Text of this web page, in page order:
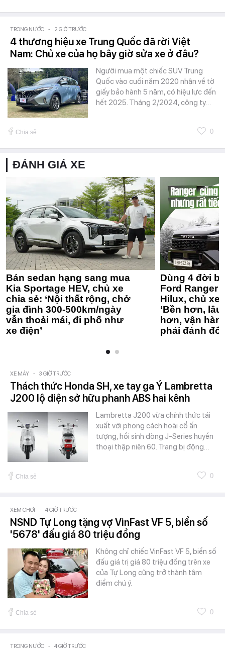
TRONG NƯỚC - 2 GIỜ TRƯỚC
4 thương hiệu xe Trung Quốc đã rời Việt
Nam: Chủ xe của họ bây giờ sửa xe ở đâu?
Người mua một chiếc SUV Trung
Quốc vào cuối năm 2020 nhận về tờ
giấy bảo hành 5 năm, có hiệu lực đến
hết 2025. Tháng 2/2024, công ty…
Chia sẻ 0
ĐÁNH GIÁ XE
Bán sedan hạng sang mua
Kia Sportage HEV, chủ xe
chia sẻ: ‘Nội thất rộng, chở
gia đình 300-500km/ngày
vẫn thoải mái, đi phố như
xe điện’
Dùng 4 đời
Ford Ranger
Hilux, chủ xe
‘Bền hơn,
hơn, vận
phải đánh
XE MÁY - 3 GIỜ TRƯỚC
Thách thức Honda SH, xe tay ga Ý Lambretta
J200 lộ diện sở hữu phanh ABS hai kênh
Lambretta J200 vừa chính thức tái
xuất với phong cách hoài cổ ấn
tượng, hồi sinh dòng J-Series huyền
thoại thập niên 60. Trang bị động…
Chia sẻ 0
XEM CHƠI - 4 GIỜ TRƯỚC
NSND Tự Long tặng vợ VinFast VF 5, biển số
'5678' đấu giá 80 triệu đồng
Không chỉ chiếc VinFast VF 5, biển số
đấu giá trị giá 80 triệu đồng trên xe
của Tự Long cũng trở thành tâm
điểm chú ý.
Chia sẻ 0
TRONG NƯỚC - 4 GIỜ TRƯỚC